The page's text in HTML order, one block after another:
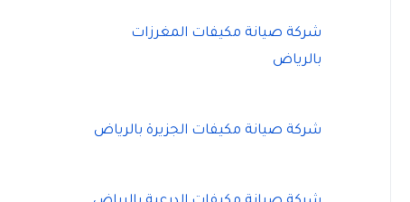
شركة صيانة مكيفات المغرزات
بالرياض
شركة صيانة مكيفات الجزيرة بالرياض